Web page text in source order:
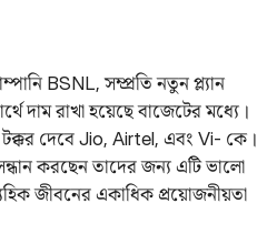
BSNL, সম্প্রতি নতুন প্ল্যান
দাম রাখা হয়েছে বাজেটের মধ্যে।
টক্কর দেবে Jio, Airtel, এবং Vi- কে।
সন্ধান করছেন তাদের জন্য এটি ভালো
জীবনের একাধিক প্রয়োজনীয়তা